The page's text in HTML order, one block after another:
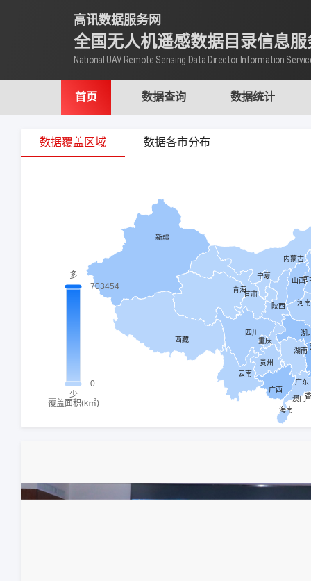
高讯数据服务网
全国无人机遥感数据目录信息
National UAV Remote Sensing Data Director Information
首页 数据查询 数据统计
数据覆盖区域 数据各市分布